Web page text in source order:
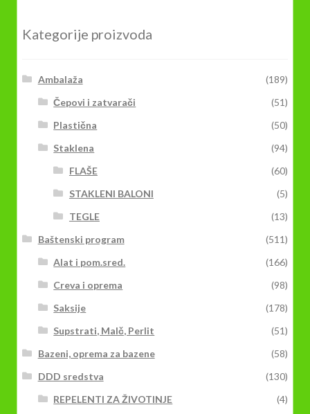
Kategorije proizvoda
Ambalaža
(189)
Čepovi i zatvarači
(51)
Plastična
(50)
Staklena
(94)
FLAŠE
(60)
STAKLENI BALONI
(5)
TEGLE
(13)
Baštenski program
(511)
Alat i pom.sred.
(166)
Creva i oprema
(98)
Saksije
(178)
Supstrati, Malč, Perlit
(51)
Bazeni, oprema za bazene
(58)
DDD sredstva
(130)
REPELENTI ZA ŽIVOTINJE
(4)